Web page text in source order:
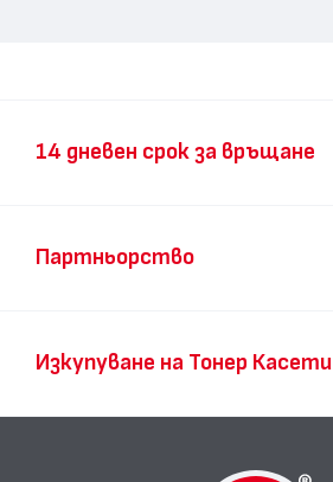
14 дневен срок за връщане
Партньорство
Изкупуване на Тонер Касети